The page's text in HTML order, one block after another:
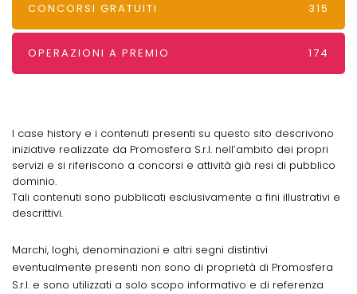
CONCORSI GRATUITI 315
OPERAZIONI A PREMIO 174
I case history e i contenuti presenti su questo sito descrivono
iniziative realizzate da Promosfera S.r.l. nell’ambito dei propri
servizi e si riferiscono a concorsi e attività già resi di pubblico
dominio.
Tali contenuti sono pubblicati esclusivamente a fini illustrativi e
descrittivi.
Marchi, loghi, denominazioni e altri segni distintivi
eventualmente presenti non sono di proprietà di Promosfera
S.r.l. e sono utilizzati a solo scopo informativo e di referenza